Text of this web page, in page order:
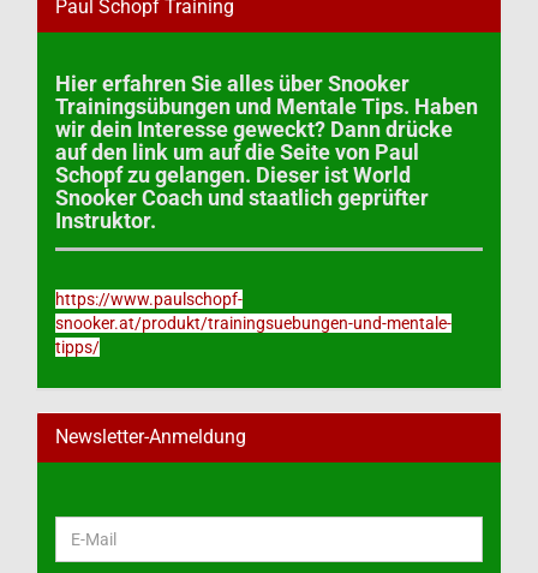
Paul Schopf Training
Hier erfahren Sie alles über Snooker
Trainingsübungen und Mentale Tips. Haben
wir dein Interesse geweckt? Dann drücke
auf den link um auf die Seite von Paul
Schopf zu gelangen. Dieser ist World
Snooker Coach und staatlich geprüfter
Instruktor.
https://www.paulschopf-
snooker.at/produkt/trainingsuebungen-und-mentale-
tipps/
Newsletter-Anmeldung
ZUR
E-
Mail